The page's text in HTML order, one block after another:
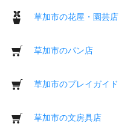
草加市の花屋・園芸店
草加市のパン店
草加市のプレイガイド
草加市の文房具店